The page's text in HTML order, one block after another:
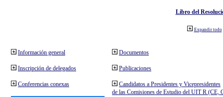
Libro del
Expandir todo
Información general
Inscripción de delegados
Conferencias conexas
Documentos
Publicaciones
Candidatos a Presidentes y Vicepresidentes
de las Comisiones de Estudio del UIT R (CE,